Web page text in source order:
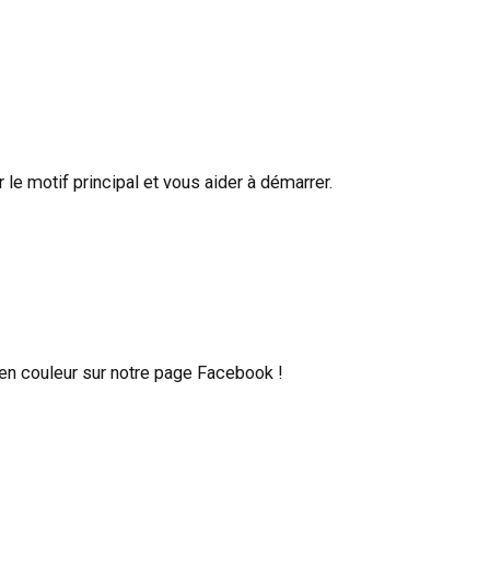
motif principal et vous aider à démarrer.
couleur sur notre page Facebook !